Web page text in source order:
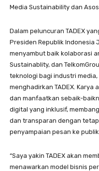
Media Sustainability dan
Dalam peluncuran TADEX
Presiden Republik Indonesia
menyambut baik kolaborasi
Sustainablity, dan
teknologi bagi industri
menghadirkan TADEX.
dan manfaatkan sebaik-
digital yang inklusif,
dan transparan dengan
penyampaian pesan ke publik.
“Saya yakin TADEX akan
menawarkan model bisnis